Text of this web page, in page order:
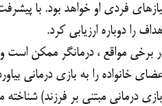
فردی او خواهد بود. با
را دوباره ارزیابی کرد.
برخی مواقع ، درمانگر ممکن است
خانواده را به بازی درمانی
درمانی مبتنی بر فرزند)